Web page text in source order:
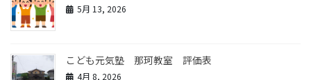
5月 13, 2026
こども元気塾 那珂教室 評価表
4月 8, 2026